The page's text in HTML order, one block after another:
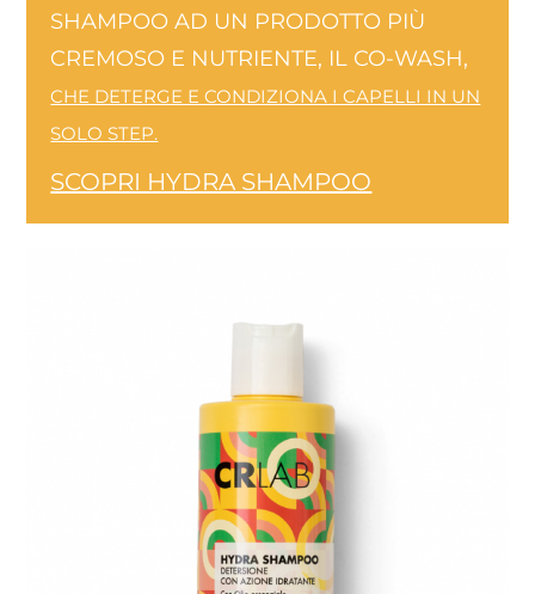
SHAMPOO AD UN PRODOTTO PIÙ
CREMOSO E NUTRIENTE, IL CO-WASH,
CHE DETERGE E CONDIZIONA I CAPELLI IN UN
SOLO STEP.
SCOPRI HYDRA SHAMPOO